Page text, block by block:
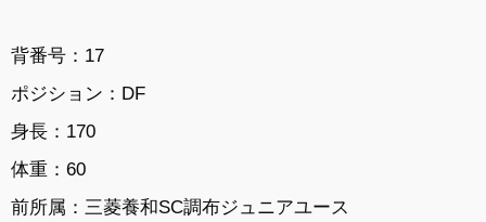
背番号：17
ポジション：DF
身長：170
体重：60
前所属：三菱養和SC調布ジュニアユース